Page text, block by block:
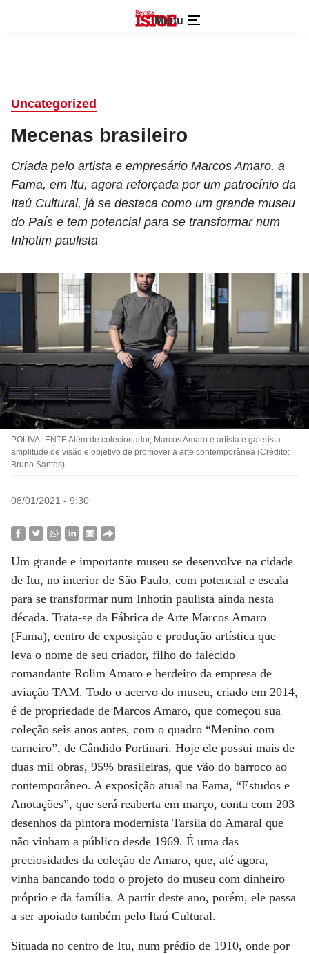
Menu
Uncategorized
Mecenas brasileiro
Criada pelo artista e empresário Marcos Amaro, a
Fama, em Itu, agora reforçada por um patrocínio da
Itaú Cultural, já se destaca como um grande museu
do País e tem potencial para se transformar num
Inhotim paulista
POLIVALENTE Além de colecionador, Marcos Amaro é artista e galerista:
amplitude de visão e objetivo de promover a arte contemporânea (Crédito:
Bruno Santos)
08/01/2021 - 9:30
Um grande e importante museu se desenvolve na cidade
de Itu, no interior de São Paulo, com potencial e escala
para se transformar num Inhotin paulista ainda nesta
década. Trata-se da Fábrica de Arte Marcos Amaro
(Fama), centro de exposição e produção artística que
leva o nome de seu criador, filho do falecido
comandante Rolim Amaro e herdeiro da empresa de
aviação TAM. Todo o acervo do museu, criado em 2014,
é de propriedade de Marcos Amaro, que começou sua
coleção seis anos antes, com o quadro “Menino com
carneiro”, de Cândido Portinari. Hoje ele possui mais de
duas mil obras, 95% brasileiras, que vão do barroco ao
contemporâneo. A exposição atual na Fama, “Estudos e
Anotações”, que será reaberta em março, conta com 203
desenhos da pintora modernista Tarsila do Amaral que
não vinham a público desde 1969. É uma das
preciosidades da coleção de Amaro, que, até agora,
vinha bancando todo o projeto do museu com dinheiro
próprio e da família. A partir deste ano, porém, ele passa
a ser apoiado também pelo Itaú Cultural.
Situada no centro de Itu, num prédio de 1910, onde por